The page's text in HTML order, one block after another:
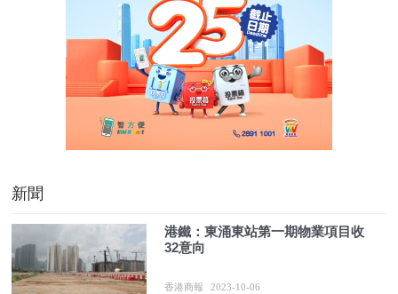
新聞
港鐵：東涌東站第一期物業項目收
32意向
香港商報 2023-10-06